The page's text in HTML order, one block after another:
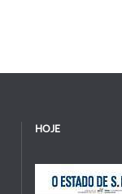
HOJE